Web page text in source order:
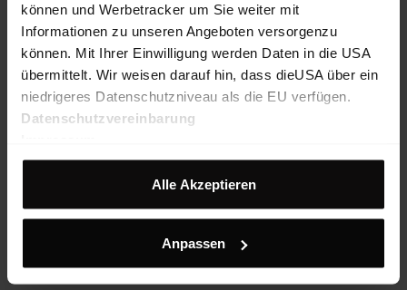
können und Werbetracker um Sie weiter mit
Informationen zu unseren Angeboten versorgenzu
können. Mit Ihrer Einwilligung werden Daten in die USA
übermittelt. Wir weisen darauf hin, dass dieUSA über ein
niedrigeres Datenschutzniveau als die EU verfügen.
Datenschutzvereinbarung
Alle Akzeptieren
Anpassen
Recharge Sweater Uni
Flauschig-weicher Sweater aus Recyclingmaterial für einen
entspannten Outdoor-Lifestyle
1 2